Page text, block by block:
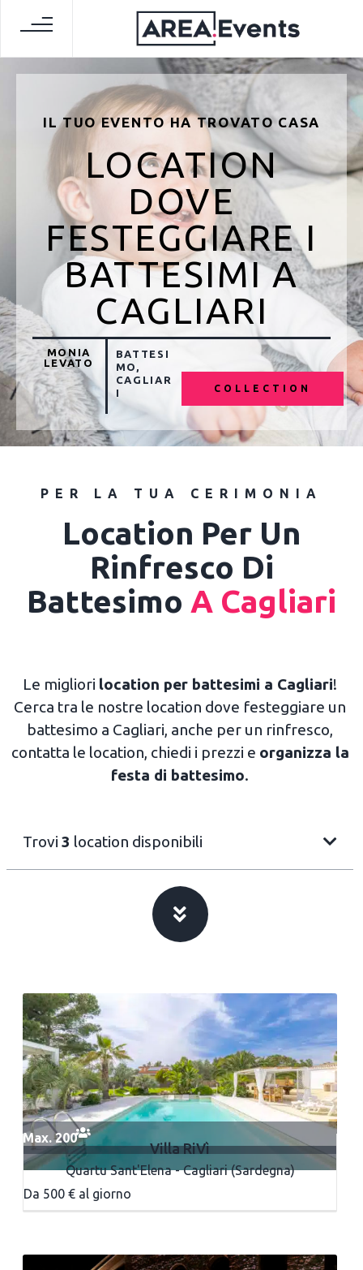
IL TUO EVENTO HA TROVATO CASA
LOCATION
DOVE
FESTEGGIARE I
BATTESIMI A
CAGLIARI
MONIA
LEVATO
BATTESI
MO ,
CAGLIAR
I
COLLECTION
PER LA TUA CERIMONIA
Location Per Un
Rinfresco Di
Battesimo A Cagliari
Le migliori location per battesimi a Cagliari!
Cerca tra le nostre location dove festeggiare un
battesimo a Cagliari, anche per un rinfresco,
contatta le location, chiedi i prezzi e organizza la
festa di battesimo.
Trovi 3 location disponibili
Max. 200
Villa RiVì
Quartu Sant'Elena - Cagliari (Sardegna)
Da 500 € al giorno